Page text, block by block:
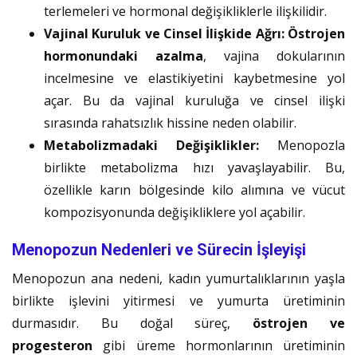
terlemeleri ve hormonal değişikliklerle ilişkilidir.
Vajinal Kuruluk ve Cinsel İlişkide Ağrı: Östrojen
hormonundaki azalma, vajina dokularının
incelmesine ve elastikiyetini kaybetmesine yol
açar. Bu da vajinal kuruluğa ve cinsel ilişki
sırasında rahatsızlık hissine neden olabilir.
Metabolizmadaki Değişiklikler: Menopozla
birlikte metabolizma hızı yavaşlayabilir. Bu,
özellikle karın bölgesinde kilo alımına ve vücut
kompozisyonunda değişikliklere yol açabilir.
Menopozun Nedenleri ve Sürecin İşleyişi
Menopozun ana nedeni, kadın yumurtalıklarının yaşla
birlikte işlevini yitirmesi ve yumurta üretiminin
durmasıdır. Bu doğal süreç, östrojen ve
progesteron gibi üreme hormonlarının üretiminin